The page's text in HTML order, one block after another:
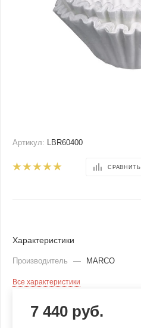
Артикул: LBR60400
СРАВНИТЬ
Характеристики
Производитель — MARCO
Все характеристики
7 440 руб.